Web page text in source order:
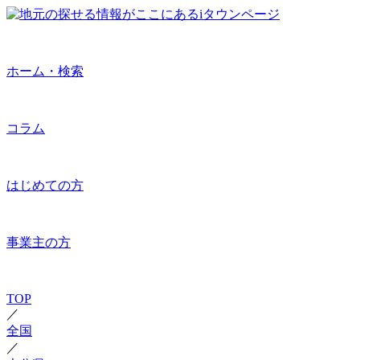
ホーム・検索
コラム
はじめての方
事業主の方
TOP
／
全国
／